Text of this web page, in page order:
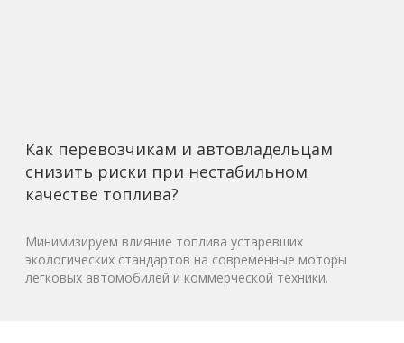
Как перевозчикам и автовладельцам
снизить риски при нестабильном
качестве топлива?
Минимизируем влияние топлива устаревших
экологических стандартов на современные моторы
легковых автомобилей и коммерческой техники.